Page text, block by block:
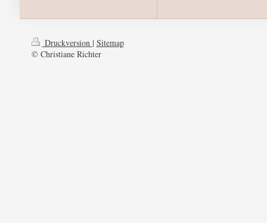
Druckversion | Sitemap
© Christiane Richter